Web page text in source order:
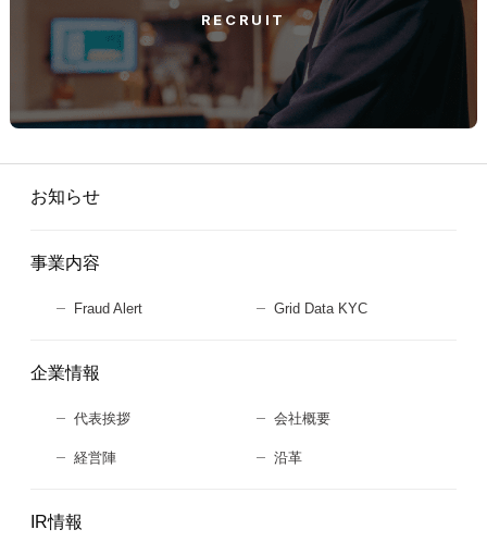
RECRUIT
お知らせ
事業内容
Fraud Alert Grid Data KYC
企業情報
代表挨拶 会社概要
経営陣 沿革
IR情報